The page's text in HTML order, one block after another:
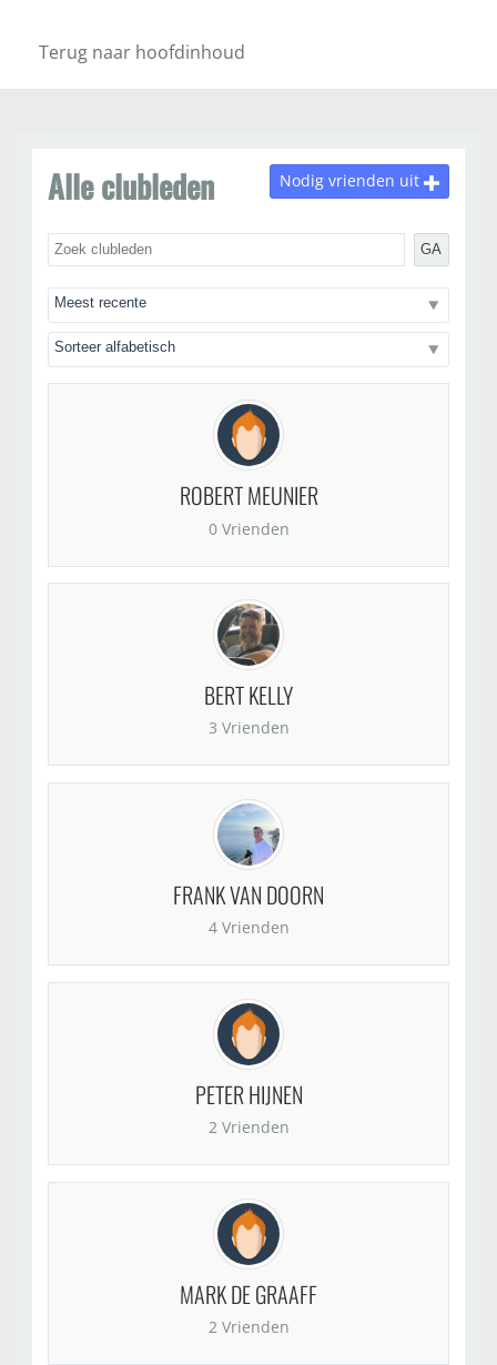
Terug naar hoofdinhoud
Alle clubleden
GA
Nodig vrienden uit
ROBERT MEUNIER
0 Vrienden
BERT KELLY
3 Vrienden
FRANK VAN DOORN
4 Vrienden
PETER HIJNEN
2 Vrienden
MARK DE GRAAFF
2 Vrienden